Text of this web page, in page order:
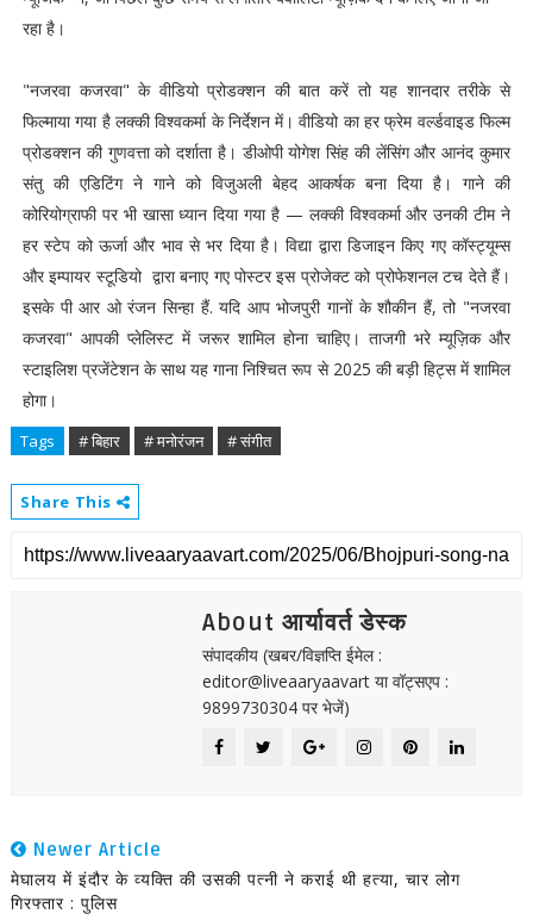
रहा है।
"नजरवा कजरवा" के वीडियो प्रोडक्शन की बात करें तो यह शानदार तरीके से
फिल्माया गया है लक्की विश्वकर्मा के निर्देशन में। वीडियो का हर फ्रेम वर्ल्डवाइड फिल्म
प्रोडक्शन की गुणवत्ता को दर्शाता है। डीओपी योगेश सिंह की लेंसिंग और आनंद कुमार
संतु की एडिटिंग ने गाने को विजुअली बेहद आकर्षक बना दिया है। गाने की
कोरियोग्राफी पर भी खासा ध्यान दिया गया है — लक्की विश्वकर्मा और उनकी टीम ने
हर स्टेप को ऊर्जा और भाव से भर दिया है। विद्या द्वारा डिजाइन किए गए कॉस्ट्यूम्स
और इम्पायर स्टूडियो द्वारा बनाए गए पोस्टर इस प्रोजेक्ट को प्रोफेशनल टच देते हैं।
इसके पी आर ओ रंजन सिन्हा हैं. यदि आप भोजपुरी गानों के शौकीन हैं, तो "नजरवा
कजरवा" आपकी प्लेलिस्ट में जरूर शामिल होना चाहिए। ताजगी भरे म्यूज़िक और
स्टाइलिश प्रजेंटेशन के साथ यह गाना निश्चित रूप से 2025 की बड़ी हिट्स में शामिल
होगा।
Tags # बिहार # मनोरंजन # संगीत
Share This
About आर्यावर्त डेस्क
संपादकीय (खबर/विज्ञप्ति ईमेल :
editor@liveaaryaavart या वॉट्सएप :
9899730304 पर भेजें)
Newer Article
मेघालय में इंदौर के व्यक्ति की उसकी पत्नी ने कराई थी हत्या, चार लोग
गिरफ्तार : पुलिस